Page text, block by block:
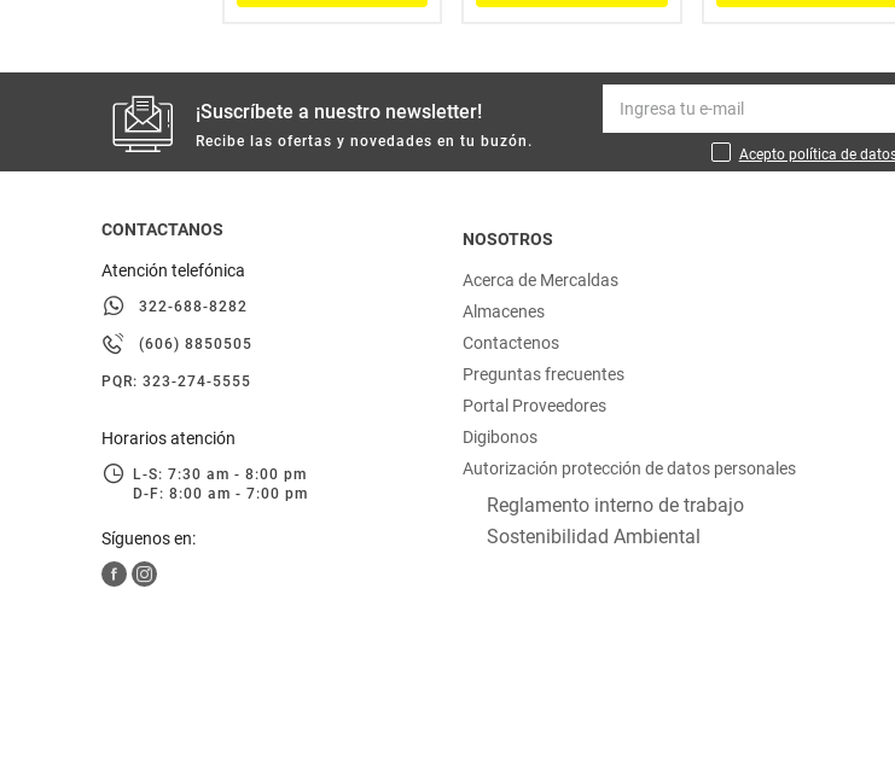
¡Suscríbete a nuestro newsletter!
Recibe las ofertas y novedades en tu buzón.
Acepto política de
CONTACTANOS
Atención telefónica
322-688-8282
(606) 8850505
PQR: 323-274-5555
Horarios atención
L-S: 7:30 am - 8:00 pm
D-F: 8:00 am - 7:00 pm
Síguenos en:
NOSOTROS
Acerca de Mercaldas
Almacenes
Contactenos
Preguntas frecuentes
Portal Proveedores
Digibonos
Autorización protección de datos personales
Reglamento interno de trabajo
Sostenibilidad Ambiental